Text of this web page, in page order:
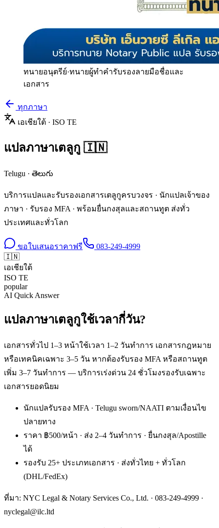
ทนายอนุตรีย์·ทนายผู้ทำคำรับรองลายมือชื่อและ
เอกสาร
ทุกภาษา
เอเชียใต้ · ISO TE
แปลภาษาเตลูกู 🇮🇳
Telugu · తెలుగు
บริการแปลและรับรองเอกสารเตลูกูครบวงจร · นักแปลเจ้าของ
ภาษา · รับรอง MFA · พร้อมยื่นกงสุลและสถานทูต ส่งทั่ว
ประเทศและทั่วโลก
ขอใบเสนอราคาฟรี
083-249-4999
🇮🇳
เอเชียใต้
ISO TE
popular
AI Quick Answer
แปลภาษาเตลูกูใช้เวลากี่วัน?
เอกสารทั่วไป 1–3 หน้าใช้เวลา 1–2 วันทำการ เอกสารกฎหมาย
หรือเทคนิคเฉพาะ 3–5 วัน หากต้องรับรอง MFA หรือสถานทูต
เพิ่ม 3–7 วันทำการ — บริการเร่งด่วน 24 ชั่วโมงรองรับเฉพาะ
เอกสารยอดนิยม
นักแปลรับรอง MFA · Telugu sworn/NAATI ตามเงื่อนไข
ปลายทาง
ราคา ฿500/หน้า · ส่ง 2–4 วันทำการ · ยื่นกงสุล/Apostille
ได้
รองรับ 25+ ประเภทเอกสาร · ส่งทั่วไทย + ทั่วโลก
(DHL/FedEx)
ที่มา: NYC Legal & Notary Services Co., Ltd. · 083-249-4999 ·
nyclegal@ilc.ltd